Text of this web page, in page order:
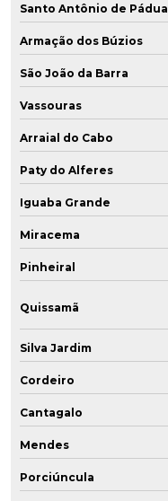
Santo Antônio de Pádua
Armação dos Búzios
São João da Barra
Vassouras
Arraial do Cabo
Paty do Alferes
Iguaba Grande
Miracema
Pinheiral
Quissamã
Silva Jardim
Cordeiro
Cantagalo
Mendes
Porciúncula